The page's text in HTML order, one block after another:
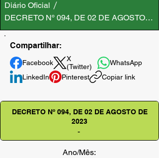
Diário Oficial
DECRETO Nº 094, DE 02 DE AGOSTO DE
Compartilhar:
Facebook
X
(Twitter)
WhatsApp
LinkedIn
Pinterest Copiar link
DECRETO Nº 094, DE 02 DE AGOSTO DE
2023
-
Ano/Mês: